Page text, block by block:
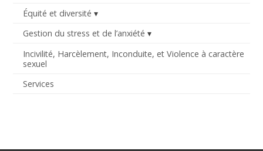
Équité et diversité
Gestion du stress et de l’anxiété
Incivilité, Harcèlement, Inconduite, et Violence à caractère
sexuel
Services